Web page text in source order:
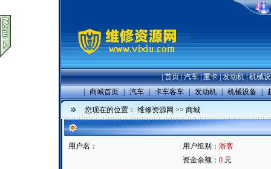
|首页|汽车|重卡|发动机|机械
| 商城首页 | 汽车 | 卡车客车 | 发动机 | 机械设备 |
您现在的位置： 维修资源网 >> 商城
用户名： 用户组别： 游客
资金余额： 0 元